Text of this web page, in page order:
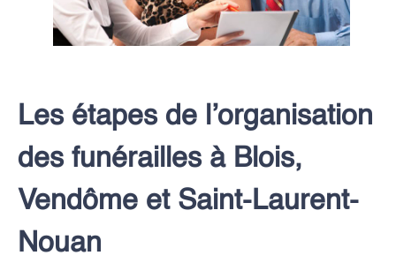
Les étapes de l’organisation
des funérailles à Blois,
Vendôme et Saint-Laurent-
Nouan